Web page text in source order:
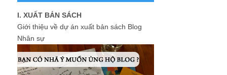
I. XUẤT BẢN SÁCH
Giới thiệu về dự án xuất bản sách Blog
Nhân sự